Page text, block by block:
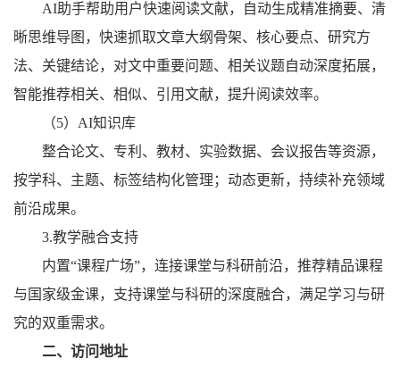
AI助手帮助用户快速阅读文献，自动生成精准摘要、清
晰思维导图，快速抓取文章大纲骨架、核心要点、研究方
法、关键结论，对文中重要问题、相关议题自动深度拓展，
智能推荐相关、相似、引用文献，提升阅读效率。
（5）AI知识库
整合论文、专利、教材、实验数据、会议报告等资源，
按学科、主题、标签结构化管理；动态更新，持续补充领域
前沿成果。
3.教学融合支持
内置“课程广场”，连接课堂与科研前沿，推荐精品课程
与国家级金课，支持课堂与科研的深度融合，满足学习与研
究的双重需求。
二、访问地址